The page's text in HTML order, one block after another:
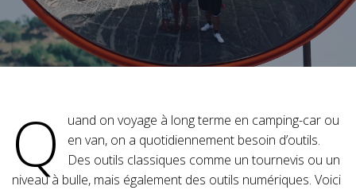
Q
uand on voyage à long terme en camping-car ou
en van, on a quotidiennement besoin d’outils.
Des outils classiques comme un tournevis ou un
niveau à bulle, mais également des outils numériques. Voici